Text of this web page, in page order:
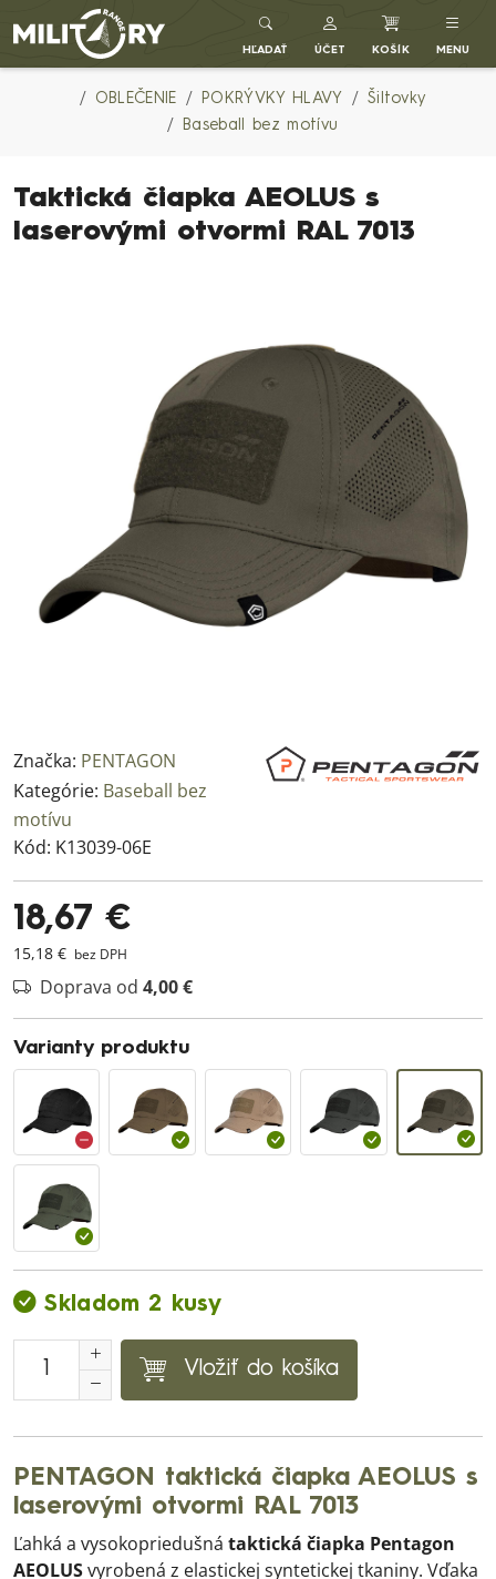
Army shop MILITARY RANGE SK
HĽADAŤ ÚČET KOŠÍK MENU
OBLEČENIE POKRÝVKY HLAVY
Šiltovky
Baseball bez motívu
Taktická čiapka AEOLUS s
laserovými otvormi RAL 7013
Značka: PENTAGON
Kategórie: Baseball bez
motívu
Kód: K13039-06E
18,67 €
15,18 € bez DPH
Doprava od 4,00 €
Varianty produktu
Skladom 2 kusy
Vložiť do košíka
PENTAGON taktická čiapka AEOLUS s
laserovými otvormi RAL 7013
Ľahká a vysokopriedušná taktická čiapka Pentagon
AEOLUSvyrobená z elastickej syntetickej tkaniny. Vďaka